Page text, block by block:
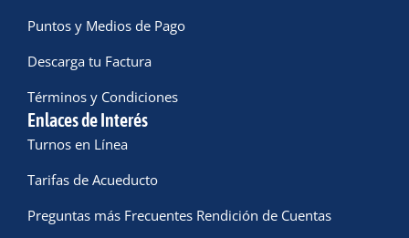
Puntos y Medios de Pago
Descarga tu Factura
Términos y Condiciones
Enlaces de Interés
Turnos en Línea
Tarifas de Acueducto
Preguntas más Frecuentes Rendición de Cuentas